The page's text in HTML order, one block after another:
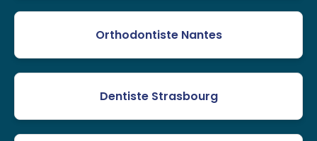
Orthodontiste Nantes
Dentiste Strasbourg